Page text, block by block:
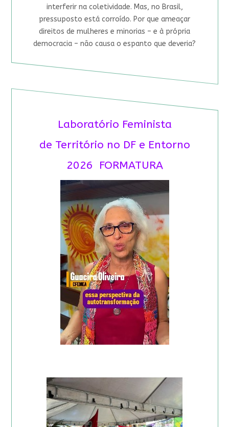
interferir na coletividade. Mas, no Brasil,
pressuposto está corroído. Por que ameaçar
direitos de mulheres e minorias – e à própria
democracia – não causa o espanto que deveria?
Laboratório Feminista
de Território no DF e Entorno
2026 FORMATURA